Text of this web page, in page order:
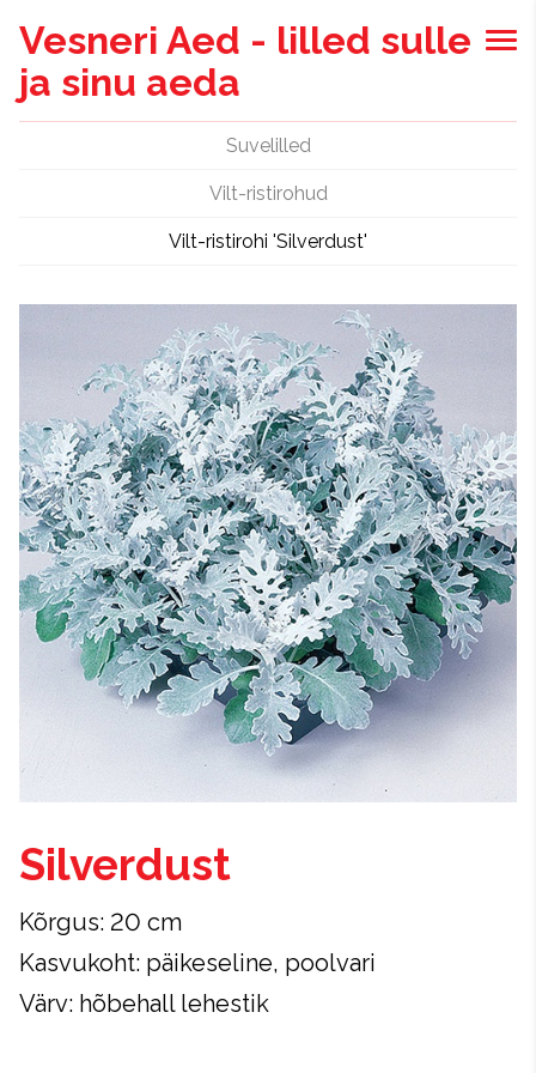
Vesneri Aed - lilled sulle
ja sinu aeda
Suvelilled
Vilt-ristirohud
Vilt-ristirohi 'Silverdust'
Silverdust
Kõrgus: 20 cm
Kasvukoht: päikeseline, poolvari
Värv: hõbehall lehestik